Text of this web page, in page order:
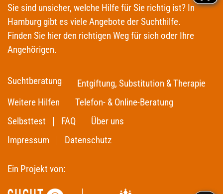
Sie sind unsicher, welche Hilfe für Sie richtig ist? In
Hamburg gibt es viele Angebote der Suchthilfe.
Finden Sie hier den richtigen Weg für sich oder Ihre
Angehörigen.
Suchtberatung
Entgiftung, Substitution & Therapie
Weitere Hilfen
Telefon- & Online-Beratung
Selbsttest
FAQ
Über uns
Impressum
Datenschutz
Ein Projekt von: